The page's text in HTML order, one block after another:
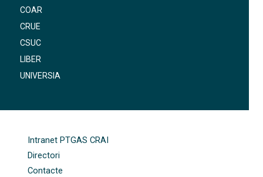
COAR
CRUE
CSUC
LIBER
UNIVERSIA
Intranet PTGAS CRAI
Directori
Contacte